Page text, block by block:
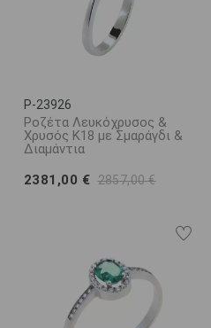
P-23926
Ροζέτα Λευκόχρυσος &
Χρυσός Κ18 με Σμαράγδι &
Διαμάντια
2381,00 € 2857,00 €